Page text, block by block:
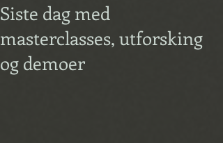
Siste dag med
masterclasses, utforsking
og demoer